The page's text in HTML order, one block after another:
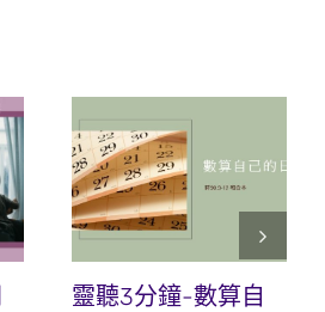
靈聽3分鐘-數算自